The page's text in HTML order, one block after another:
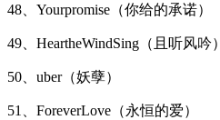
48、Yourpromise（你给的承诺）
49、HeartheWindSing（且听风吟）
50、uber（妖孽）
51、ForeverLove（永恒的爱）